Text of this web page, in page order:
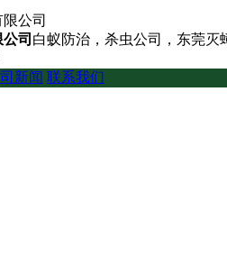
司 白蚁防治，杀虫公司，东莞灭
新闻 联系我们